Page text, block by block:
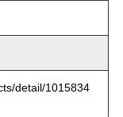
detail/1015834